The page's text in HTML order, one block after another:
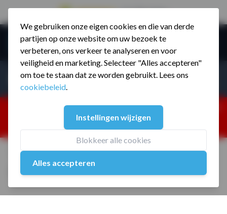
We gebruiken onze eigen cookies en die van derde
partijen op onze website om uw bezoek te
verbeteren, ons verkeer te analyseren en voor
veiligheid en marketing. Selecteer "Alles accepteren"
om toe te staan dat ze worden gebruikt. Lees ons
cookiebeleid.
Instellingen wijzigen
Blokkeer alle cookies
Alles accepteren
Ga naar de inhoud
Menu
Producten zoeken...
25% korting ivm vakantiesluiting. Gebruik code:
ZOMERMP. muv vloeren, fitnesstoestellen, boksartikelen,
zakelijk en dealer inlog. Verzending vanaf 19 aug.
Home / Clubbell 2,5 kg
Clubbell 2,5 kg